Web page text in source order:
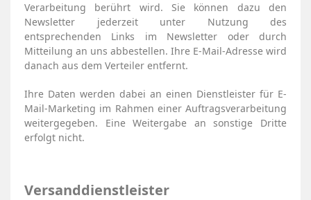
Verarbeitung berührt wird. Sie können dazu den
Newsletter jederzeit unter Nutzung des
entsprechenden Links im Newsletter oder durch
Mitteilung an uns abbestellen. Ihre E-Mail-Adresse wird
danach aus dem Verteiler entfernt.
Ihre Daten werden dabei an einen Dienstleister für E-
Mail-Marketing im Rahmen einer Auftragsverarbeitung
weitergegeben. Eine Weitergabe an sonstige Dritte
erfolgt nicht.
Versanddienstleister